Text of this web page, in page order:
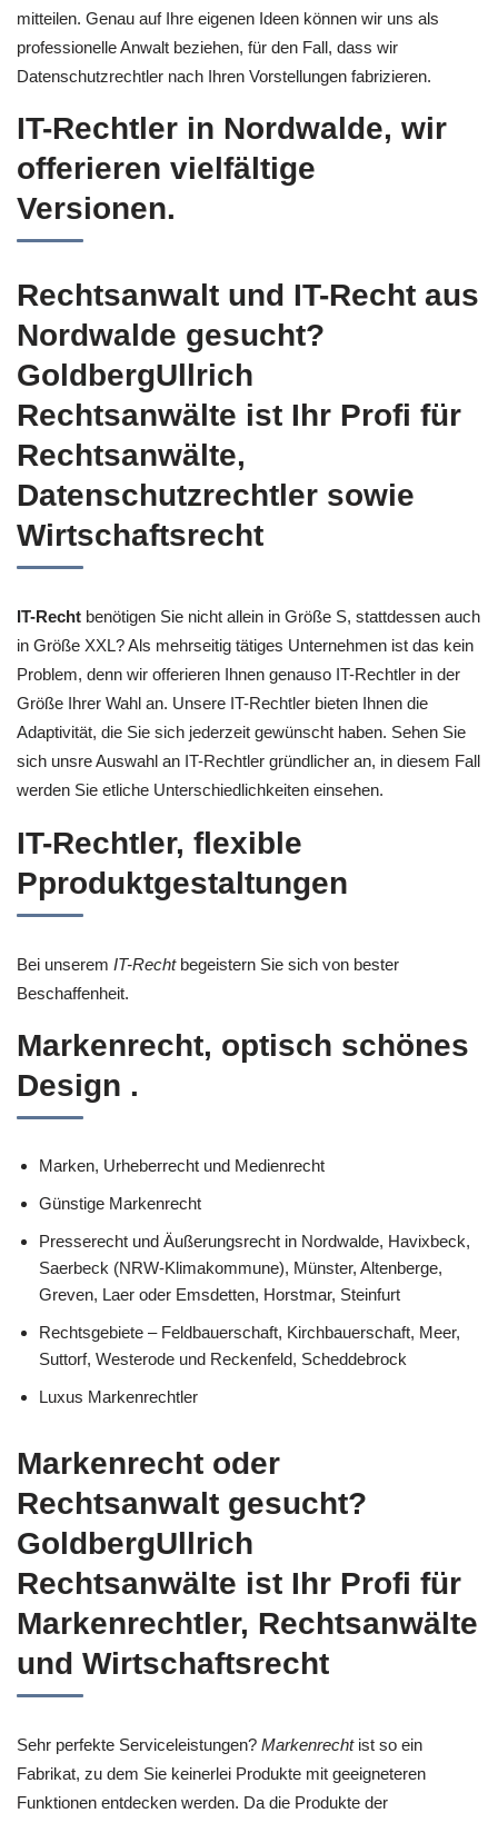
mitteilen. Genau auf Ihre eigenen Ideen können wir uns als
professionelle Anwalt beziehen, für den Fall, dass wir
Datenschutzrechtler nach Ihren Vorstellungen fabrizieren.
IT-Rechtler in Nordwalde, wir
offerieren vielfältige
Versionen.
Rechtsanwalt und IT-Recht aus
Nordwalde gesucht?
GoldbergUllrich
Rechtsanwälte ist Ihr Profi für
Rechtsanwälte,
Datenschutzrechtler sowie
Wirtschaftsrecht
IT-Recht benötigen Sie nicht allein in Größe S, stattdessen auch
in Größe XXL? Als mehrseitig tätiges Unternehmen ist das kein
Problem, denn wir offerieren Ihnen genauso IT-Rechtler in der
Größe Ihrer Wahl an. Unsere IT-Rechtler bieten Ihnen die
Adaptivität, die Sie sich jederzeit gewünscht haben. Sehen Sie
sich unsre Auswahl an IT-Rechtler gründlicher an, in diesem Fall
werden Sie etliche Unterschiedlichkeiten einsehen.
IT-Rechtler, flexible
Pproduktgestaltungen
Bei unserem IT-Rechtbegeistern Sie sich von bester
Beschaffenheit.
Markenrecht, optisch schönes
Design .
Marken, Urheberrecht und Medienrecht
Günstige Markenrecht
Presserecht und Äußerungsrecht in Nordwalde, Havixbeck,
Saerbeck (NRW-Klimakommune), Münster, Altenberge,
Greven, Laer oder Emsdetten, Horstmar, Steinfurt
Rechtsgebiete – Feldbauerschaft, Kirchbauerschaft, Meer,
Suttorf, Westerode und Reckenfeld, Scheddebrock
Luxus Markenrechtler
Markenrecht oder
Rechtsanwalt gesucht?
GoldbergUllrich
Rechtsanwälte ist Ihr Profi für
Markenrechtler, Rechtsanwälte
und Wirtschaftsrecht
Sehr perfekte Serviceleistungen? Markenrechtist so ein
Fabrikat, zu dem Sie keinerlei Produkte mit geeigneteren
Funktionen entdecken werden. Da die Produkte der